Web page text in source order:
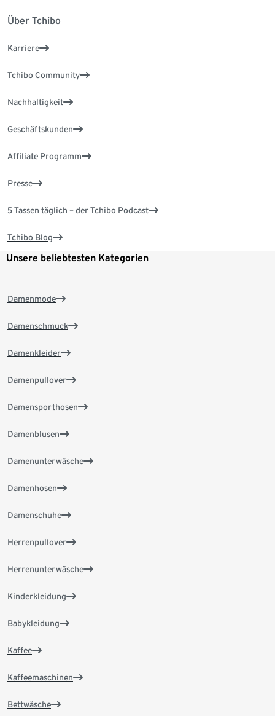
Über Tchibo
Karriere
Tchibo Community
Nachhaltigkeit
Geschäftskunden
Affiliate Programm
Presse
5 Tassen täglich – der Tchibo Podcast
Tchibo Blog
Unsere beliebtesten Kategorien
Damenmode
Damenschmuck
Damenkleider
Damenpullover
Damensporthosen
Damenblusen
Damenunterwäsche
Damenhosen
Damenschuhe
Herrenpullover
Herrenunterwäsche
Kinderkleidung
Babykleidung
Kaffee
Kaffeemaschinen
Bettwäsche